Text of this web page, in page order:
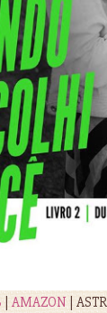
|AMAZON|